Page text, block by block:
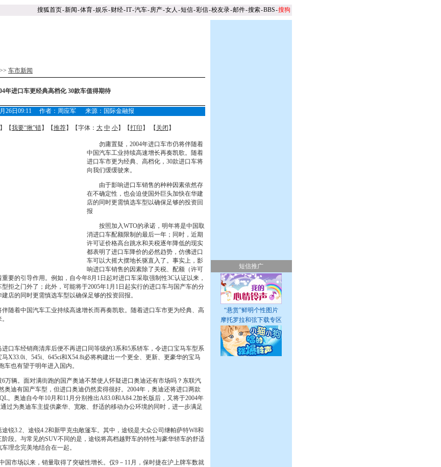
搜狐首页-新闻-体育-娱乐-财经-IT-汽车-房产-女人 -短信-彩信-校友录-邮件-搜索-BBS-搜狗
>> 车市新闻
年进口车更经典高档化 30款车值得期待
月26日09:11 作者：周应军 来源：国际金融报
】【我要“揪”错】【推荐】【字体： 大 中 小】【打印 】 【 关闭 】
勿庸置疑，2004年进口车市仍将伴随着
中国汽车工业持续高速增长再奏凯歌。随着
进口车市更为经典、高档化，30款进口车将
向我们缓缓驶来。
由于影响进口车销售的种种因素依然存
在不确定性，也会迫使国外巨头加快在华建
店的同时更需慎选车型以确保足够的投资回
报
按照加入WTO的承诺，明年将是中国取
消进口车配额限制的最后一年；同时，近期
许可证价格高台跳水和关税逐年降低的现实
都表明了进口车降价的必然趋势，仿佛进口
车可以大摇大摆地长驱直入了。事实上，影
响进口车销售的因素除了关税、配额（许可
要的引导作用。例如，自今年8月1日起对进口车采取强制性3C认证以来，
拒之门外了；此外，可能将于2005年1月1日起实行的进口车与国产车的分
店的同时更需慎选车型以确保足够的投资回报。
着中国汽车工业持续高速增长而再奏凯歌。随着进口车市更为经典、高
车经销商清库后便不再进口同等级的3系和5系轿车，令进口宝马车型系
X33.0i、545i、645ci和X54.8i必将构建出一个更全、更新、更豪华的宝马
也有望于明年进入国内。
辆。面对满街跑的国产奥迪不禁使人怀疑进口奥迪还有市场吗？东联汽
奥迪有国产车型，但进口奥迪仍然卖得很好。2004年，奥迪还将进口两款
。奥迪自今年10月和11月分别推出A83.0和A84.2加长版后，又将于2004年
过为奥迪车主提供豪华、宽敞、舒适的移动办公环境的同时，进一步满足
3.2、途锐4.2和新甲克虫敞篷车。其中，途锐是大众公司继帕萨特W8和
段。与常见的SUV不同的是，途锐将高档越野车的特性与豪华轿车的舒适
理念完美地结合在一起。
市场以来，销量取得了突破性增长。仅9－11月，保时捷在沪上牌车数就
短信推广
“悬赏”鲜明个性图片
摩托罗拉和弦下载专区